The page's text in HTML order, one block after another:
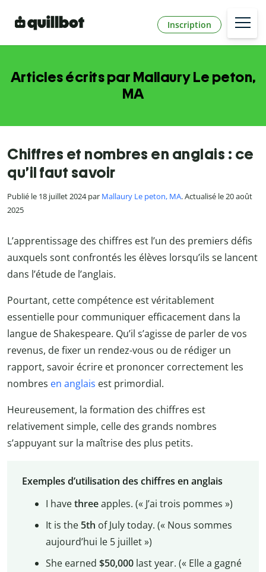
Inscription
Articles écrits par Mallaury Le peton,
MA
Chiffres et nombres en anglais : ce
qu’il faut savoir
Publié le 18 juillet 2024 par Mallaury Le peton, MA. Actualisé le 20 août
2025
L’apprentissage des chiffres est l’un des premiers défis
auxquels sont confrontés les élèves lorsqu’ils se lancent
dans l’étude de l’anglais.
Pourtant, cette compétence est véritablement
essentielle pour communiquer efficacement dans la
langue de Shakespeare. Qu’il s’agisse de parler de vos
revenus, de fixer un rendez-vous ou de rédiger un
rapport, savoir écrire et prononcer correctement les
nombres en anglais est primordial.
Heureusement, la formation des chiffres est
relativement simple, celle des grands nombres
s’appuyant sur la maîtrise des plus petits.
Exemples d’utilisation des chiffres en anglais
I havethreeapples. (« J’ai trois pommes »)
It is the 5th of July today. (« Nous sommes
aujourd’hui le 5 juillet »)
She earned $50,000last year. (« Elle a gagné